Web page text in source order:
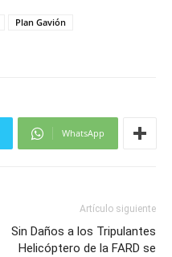
Plan Gavión
WhatsApp
Artículo siguiente
Sin Daños a los Tripulantes
Helicóptero de la FARD se